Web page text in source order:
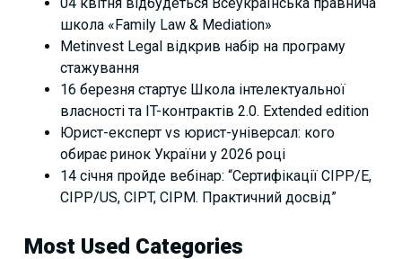
школа «Family Law & Mediation»
Metinvest Legal відкрив набір на програму
стажування
16 березня стартує Школа інтелектуальної
власності та IT-контрактів 2.0. Extended edition
Юрист-експерт vs юрист-універсал: кого
обирає ринок України у 2026 році
14 січня пройде вебінар: “Сертифікації СІРР/Е,
CIPP/US, CIPT, CIPM. Практичний досвід”
Most Used Categories